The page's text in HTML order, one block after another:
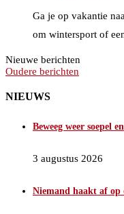
Ga je op vakantie
om wintersport of
Nieuwe berichten
Oudere berichten
NIEUWS
Beweeg weer soepel
3 augustus 2026
Niemand haakt af op